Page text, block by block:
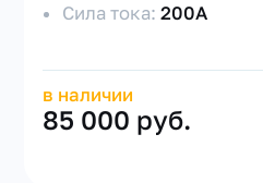
Сила тока:200А
в наличии
85 000 руб.